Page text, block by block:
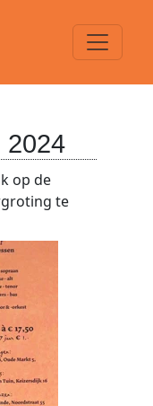
2024
op de
te